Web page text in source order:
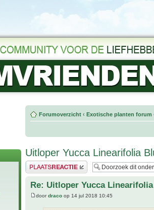
Forumoverzicht ‹ Exotische planten forum
Uitloper Yucca Linearifolia
Plaats een reactie
Re: Uitloper Yucca
doordraco op 14 jul 2018 10:45